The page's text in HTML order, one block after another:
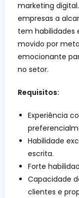
marketing
empresas a
tem habilidades
movido por
emocionante
no setor.
Requisitos:
Experiência
Habilidade
escrita.
Forte
Capacidade
clientes e